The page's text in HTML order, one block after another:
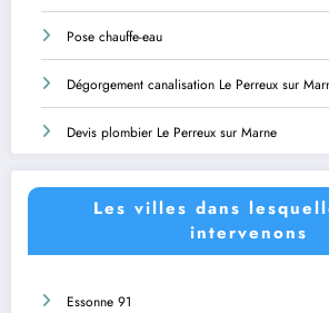
Pose chauffe-eau
Dégorgement canalisation Le Perreux sur
Devis plombier Le Perreux sur Marne
Les villes dans
intervenons
Essonne 91